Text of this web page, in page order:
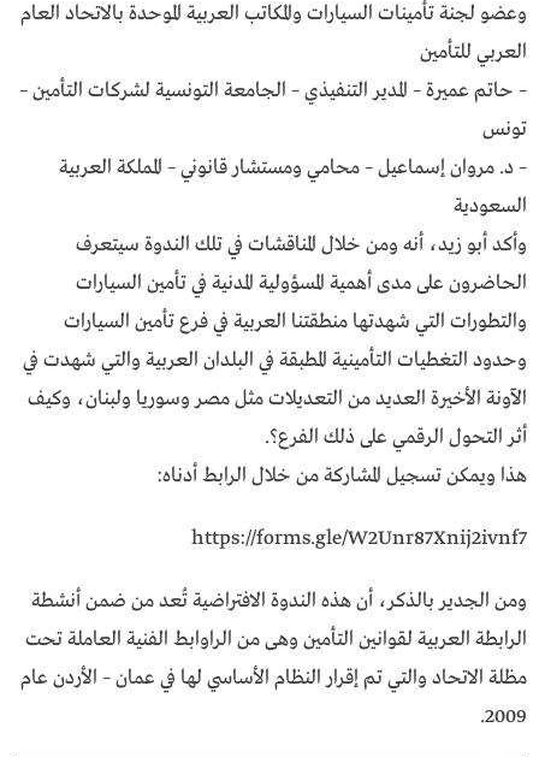
وعضو لجنة تأمينات السيارات والمكاتب العربية الموحدة بالاتحاد العام
العربي للتأمين
– حاتم عميرة – المدير التنفيذي – الجامعة التونسية لشركات التأمين –
تونس
– د. مروان إسماعيل – محامي ومستشار قانوني – المملكة العربية
السعودية
وأكد أبو زيد، أنه ومن خلال المناقشات في تلك الندوة سيتعرف
الحاضرون على مدى أهمية المسؤولية المدنية في تأمين السيارات
والتطورات التي شهدتها منطقتنا العربية في فرع تأمين السيارات
وحدود التغطيات التأمينية المطبقة في البلدان العربية والتي شهدت في
الآونة الأخيرة العديد من التعديلات مثل مصر وسوريا ولبنان، وكيف
أثر التحول الرقمي على ذلك الفرع؟.
هذا ويمكن تسجيل المشاركة من خلال الرابط أدناه:
https://forms.gle/W2Unr87Xnij2ivnf7
ومن الجدير بالذكر، أن هذه الندوة الافتراضية تُعد من ضمن أنشطة
الرابطة العربية لقوانين التأمين وهى من الراوابط الفنية العاملة تحت
مظلة الاتحاد والتي تم إقرار النظام الأساسي لها في عمان – الأردن عام
2009.